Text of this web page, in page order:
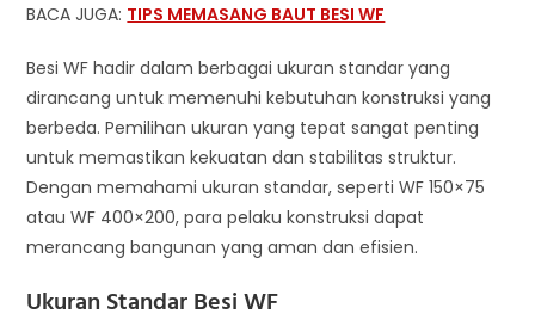
BACA JUGA: TIPS MEMASANG BAUT BESI WF
Besi WF hadir dalam berbagai ukuran standar yang
dirancang untuk memenuhi kebutuhan konstruksi yang
berbeda. Pemilihan ukuran yang tepat sangat penting
untuk memastikan kekuatan dan stabilitas struktur.
Dengan memahami ukuran standar, seperti WF 150×75
atau WF 400×200, para pelaku konstruksi dapat
merancang bangunan yang aman dan efisien.
Ukuran Standar Besi WF